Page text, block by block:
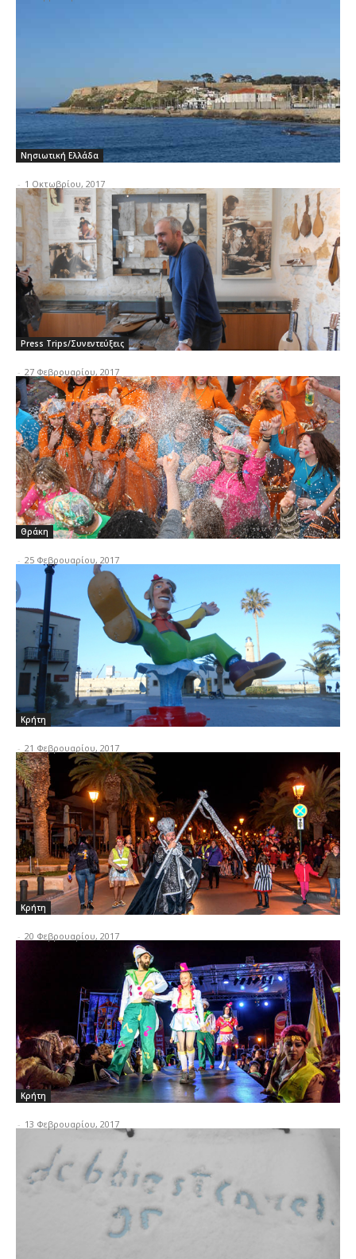
Νησιωτική Ελλάδα
- 1 Οκτωβρίου, 2017
Press Trips/Συνεντεύξεις
- 27 Φεβρουαρίου, 2017
Θράκη
- 25 Φεβρουαρίου, 2017
Κρήτη
- 21 Φεβρουαρίου, 2017
Κρήτη
- 20 Φεβρουαρίου, 2017
Κρήτη
- 13 Φεβρουαρίου, 2017